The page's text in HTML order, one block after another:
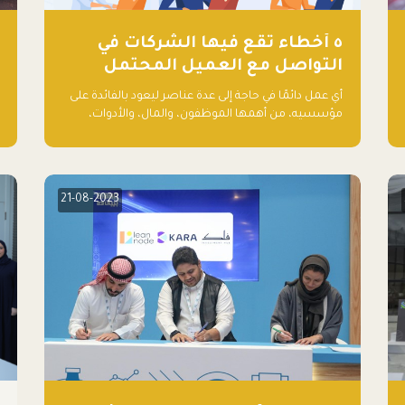
٥ أخطاء تقع فيها الشركات في
التواصل مع العميل المحتمل
أي عمل دائمًا في حاجة إلى عدة عناصر ليعود بالفائدة على
مؤسسيه، من أهمها الموظفون، والمال، والأدوات،
الأهم، وهو العميل الذي يقوم على أساسه ذلك العمل.
21-08-2023